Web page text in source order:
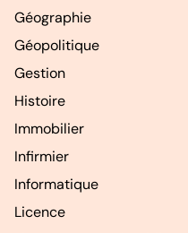
Géographie
Géopolitique
Gestion
Histoire
Immobilier
Infirmier
Informatique
Licence